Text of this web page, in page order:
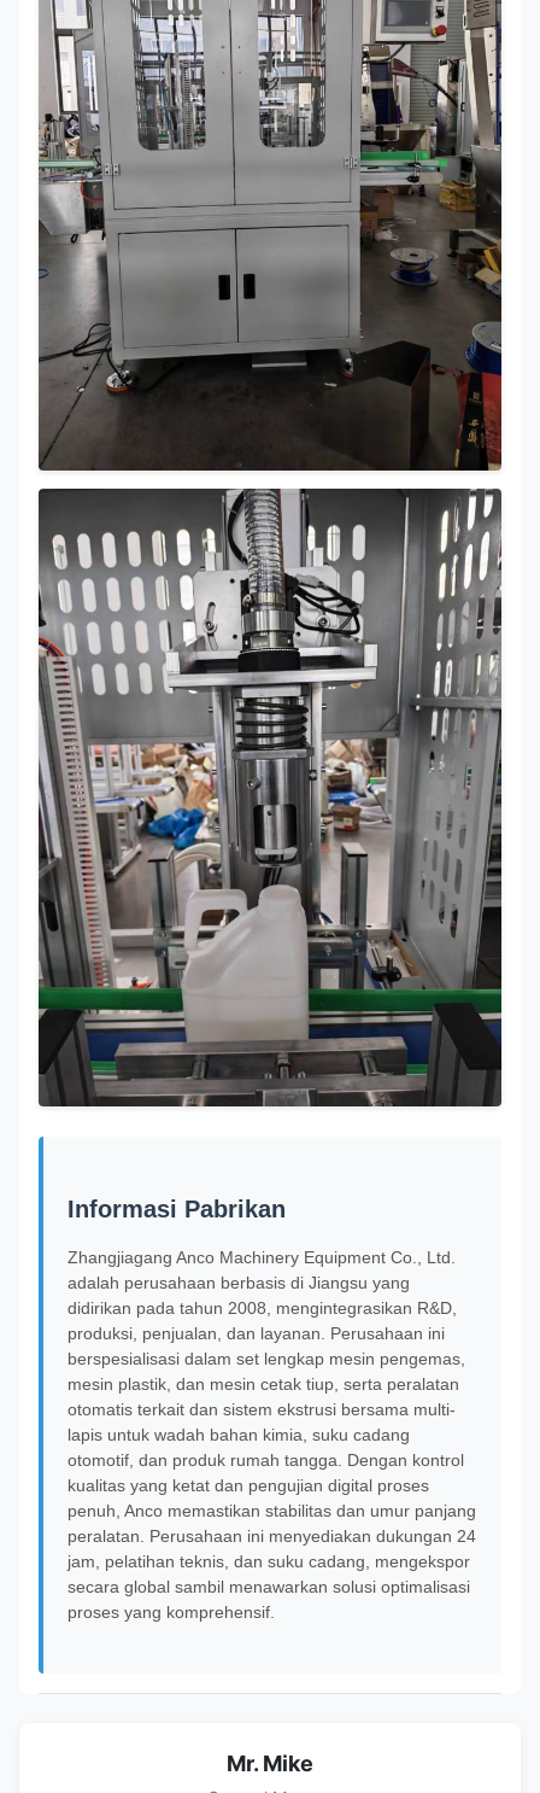
Informasi Pabrikan
Zhangjiagang Anco Machinery Equipment Co., Ltd.
adalah perusahaan berbasis di Jiangsu yang
didirikan pada tahun 2008, mengintegrasikan R&D,
produksi, penjualan, dan layanan. Perusahaan ini
berspesialisasi dalam set lengkap mesin pengemas,
mesin plastik, dan mesin cetak tiup, serta peralatan
otomatis terkait dan sistem ekstrusi bersama multi-
lapis untuk wadah bahan kimia, suku cadang
otomotif, dan produk rumah tangga. Dengan kontrol
kualitas yang ketat dan pengujian digital proses
penuh, Anco memastikan stabilitas dan umur panjang
peralatan. Perusahaan ini menyediakan dukungan 24
jam, pelatihan teknis, dan suku cadang, mengekspor
secara global sambil menawarkan solusi optimalisasi
proses yang komprehensif.
Mr. Mike